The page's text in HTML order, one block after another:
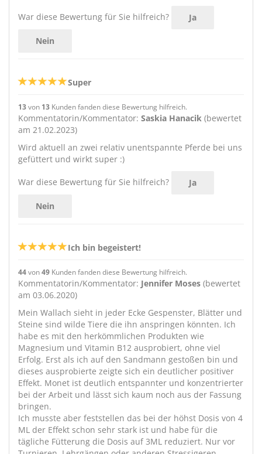
War diese Bewertung für Sie hilfreich? Ja
Nein
Super
13von 13 Kunden fanden diese Bewertung hilfreich.
Kommentatorin/Kommentator: Saskia Hanacik (bewertet
am 21.02.2023)
Wird aktuell an zwei relativ unentspannte Pferde bei uns
gefüttert und wirkt super :)
War diese Bewertung für Sie hilfreich? Ja
Nein
Ich bin begeistert!
44von49 Kunden fanden diese Bewertung hilfreich.
Kommentatorin/Kommentator: Jennifer Moses (bewertet
am 03.06.2020)
Mein Wallach sieht in jeder Ecke Gespenster, Blätter und
Steine sind wilde Tiere die ihn anspringen könnten. Ich
habe es mit den herkömmlichen Produkten wie
Magnesium und Vitamin B12 ausprobiert, ohne viel
Erfolg. Erst als ich auf den Sandmann gestoßen bin und
dieses ausprobierte zeigte sich ein deutlicher positiver
Effekt. Monet ist deutlich entspannter und konzentrierter
bei der Arbeit und lässt sich kaum noch aus der Fassung
bringen.
Ich musste aber feststellen das bei der höhst Dosis von 4
ML der Effekt schon sehr stark ist und habe für die
tägliche Fütterung die Dosis auf 3ML reduziert. Nur vor